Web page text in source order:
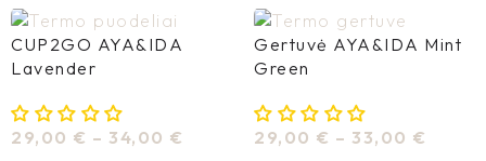
CUP2GO AYA&IDA
Lavender
29,00 € – 34,00 €
Gertuvė AYA&IDA Mint
Green
29,00 € – 33,00 €